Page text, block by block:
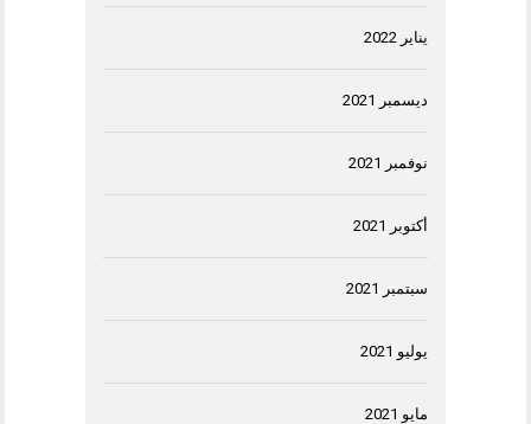
يناير 2022
ديسمبر 2021
نوفمبر 2021
أكتوبر 2021
سبتمبر 2021
يوليو 2021
مايو 2021